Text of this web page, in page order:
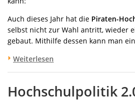
Auch dieses Jahr hat die Piraten-
selbst nicht zur Wahl antritt, wieder
gebaut. Mithilfe dessen kann man
Weiterlesen
Hochschulpolitik